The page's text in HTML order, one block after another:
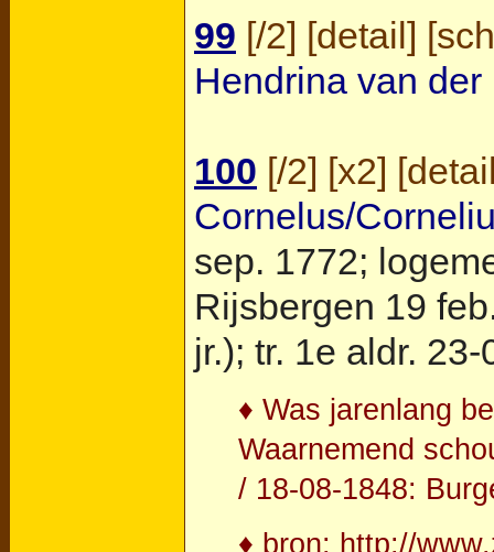
99 [/2] [detail] [
Hendrina van der
100 [/2] [x2] [
Cornelus/
sep. 1772;
Rijsbergen 19
jr.); tr. 1e aldr.
♦ Was jarenlang
Waarnemend
/ 18-08-1848:
♦ bron: http://